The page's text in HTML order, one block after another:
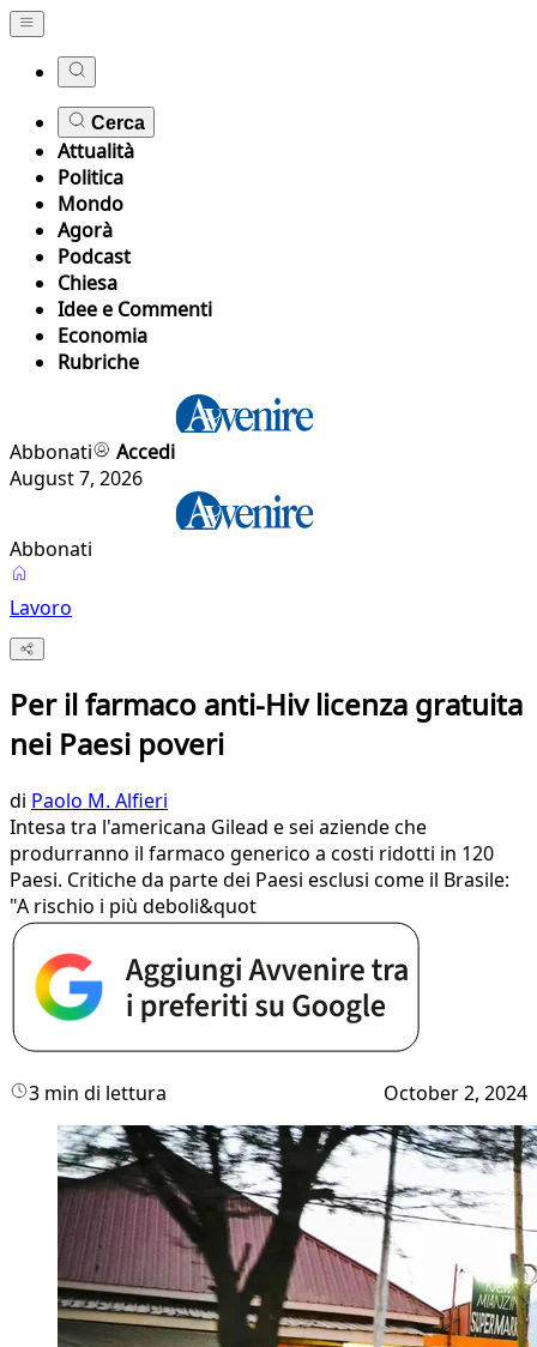
Cerca
Attualità
Politica
Mondo
Agorà
Podcast
Chiesa
Idee e Commenti
Economia
Rubriche
Abbonati
Accedi
August 7, 2026
Abbonati
Lavoro
Per il farmaco anti-Hiv licenza gratuita
nei Paesi poveri
di Paolo M. Alfieri
Intesa tra l'americana Gilead e sei aziende che
produrranno il farmaco generico a costi ridotti in 120
Paesi. Critiche da parte dei Paesi esclusi come il Brasile:
"A rischio i più deboli&quot
3 min di lettura October 2, 2024